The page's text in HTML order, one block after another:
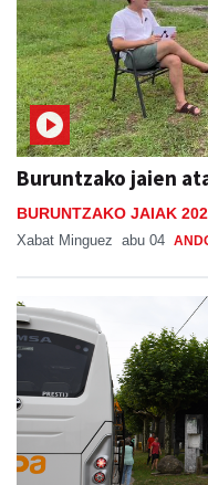
Buruntzako jaien
abu 04